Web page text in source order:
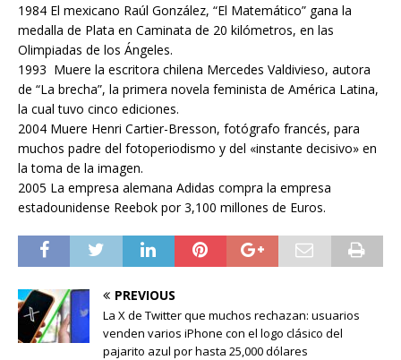
1984 El mexicano Raúl González, “El Matemático” gana la
medalla de Plata en Caminata de 20 kilómetros, en las
Olimpiadas de los Ángeles.
1993 Muere la escritora chilena Mercedes Valdivieso, autora
de “La brecha”, la primera novela feminista de América Latina,
la cual tuvo cinco ediciones.
2004 Muere Henri Cartier-Bresson, fotógrafo francés, para
muchos padre del fotoperiodismo y del «instante decisivo» en
la toma de la imagen.
2005 La empresa alemana Adidas compra la empresa
estadounidense Reebok por 3,100 millones de Euros.
PREVIOUS
La X de Twitter que muchos rechazan: usuarios
venden varios iPhone con el logo clásico del
pajarito azul por hasta 25,000 dólares